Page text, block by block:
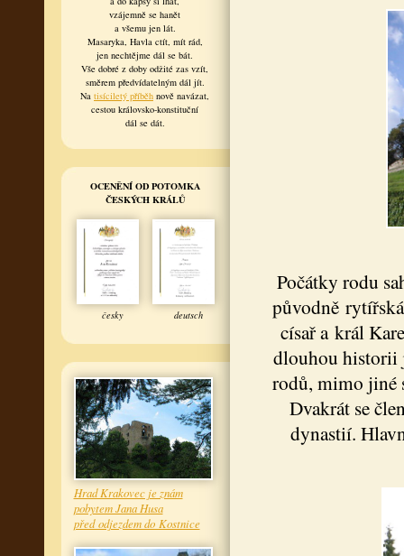
vzájemně se hanět
a všemu jen lát.
Masaryka, Havla ctít, mít rád,
jen nechtějme dál se bát.
Vše dobré z doby odžité zas vzít,
směrem předvídatelným dál jít.
Na tisíciletý příběh nově navázat,
cestou královsko-konstituční
dál se dát.
OCENĚNÍ OD POTOMKA
ČESKÝCH KRÁLŮ
česky deutsch
Hrad Krakovec je znám
pobytem Jana Husa
před odjezdem do Kostnice
Počátky rodu
původně
císař a král
dlouhou historii
rodů, mimo jiné
Dvakrát se
dynastií.